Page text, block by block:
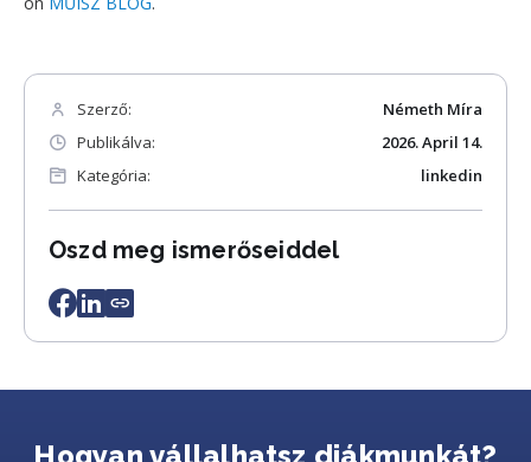
Szerző:
Németh Míra
Publikálva:
2026. April 14.
Kategória:
linkedin
Oszd meg ismerőseiddel